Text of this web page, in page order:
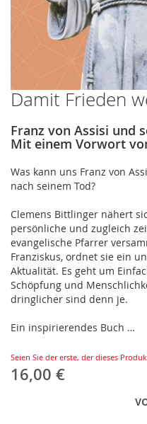
Damit Frieden
Franz von Assisi und
Mit einem Vorwort
Was kann uns Franz von
nach seinem Tod?
Clemens Bittlinger nähert
persönliche und zugleich
evangelische Pfarrer
Franziskus, ordnet sie ein
Aktualität. Es geht um
Schöpfung und
dringlicher sind denn je.
Ein inspirierendes Buch …
Seien Sie der erste, der dieses
16,00 €
Zum
Anfang
der
Bildergalerie
springen